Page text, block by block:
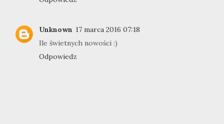
Unknown 17 marca 2016 07:18
Ile świetnych nowości :)
Odpowiedz